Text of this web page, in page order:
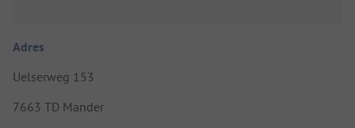
Adres
Uelserweg 153
7663 TD Mander